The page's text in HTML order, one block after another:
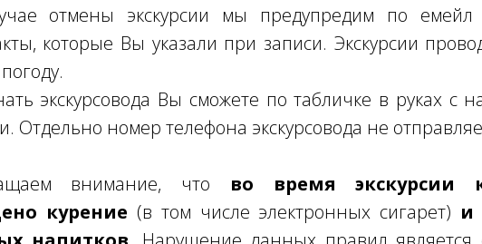
отмены экскурсии мы предупредим по емейл
которые Вы указали при записи. Экскурсии
экскурсовода Вы сможете по табличке в руках с
Отдельно номер телефона экскурсовода не
внимание, что во время экскурсии
курение (в том числе электронных сигарет) и